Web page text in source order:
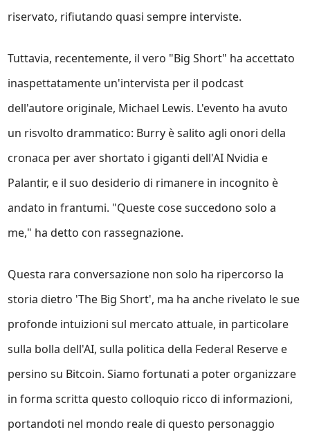
riservato, rifiutando quasi sempre interviste.
Tuttavia, recentemente, il vero "Big Short" ha accettato
inaspettatamente un'intervista per il podcast
dell'autore originale, Michael Lewis. L'evento ha avuto
un risvolto drammatico: Burry è salito agli onori della
cronaca per aver shortato i giganti dell'AI Nvidia e
Palantir, e il suo desiderio di rimanere in incognito è
andato in frantumi. "Queste cose succedono solo a
me," ha detto con rassegnazione.
Questa rara conversazione non solo ha ripercorso la
storia dietro 'The Big Short', ma ha anche rivelato le sue
profonde intuizioni sul mercato attuale, in particolare
sulla bolla dell'AI, sulla politica della Federal Reserve e
persino su Bitcoin. Siamo fortunati a poter organizzare
in forma scritta questo colloquio ricco di informazioni,
portandoti nel mondo reale di questo personaggio